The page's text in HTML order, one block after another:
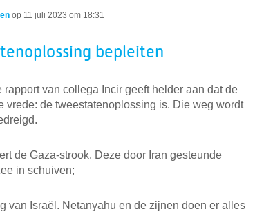
op 11 juli 2023 om 18:31
bepleiten
rapport van collega Incir geeft helder aan dat de
vrede: de tweestatenoplossing is. Die weg wordt
de Gaza-strook. Deze door Iran gesteunde
in schuiven;
van Israël. Netanyahu en de zijnen doen er alles